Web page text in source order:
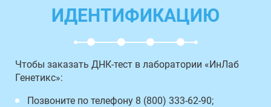
ИДЕНТИФИКАЦИЮ
Чтобы заказать ДНК-тест в лаборатории «ИнЛаб
Генетикс»:
Позвоните по телефону 8 (800) 333-62-90;